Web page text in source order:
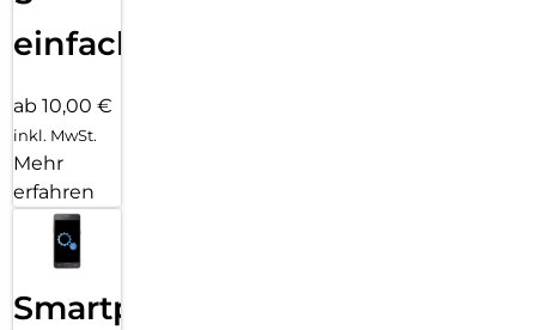
einfach
ab 10,00 €
inkl. MwSt.
Mehr
erfahren
Smartphone